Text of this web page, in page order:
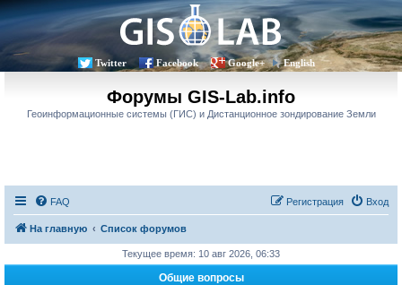
Twitter Facebook Google+ English
Форумы GIS-Lab.info
Геоинформационные системы (ГИС) и Дистанционное зондирование Земли
FAQ Вход
Регистрация
На главную Список форумов
Текущее время: 10 авг 2026, 06:33
Общие вопросы